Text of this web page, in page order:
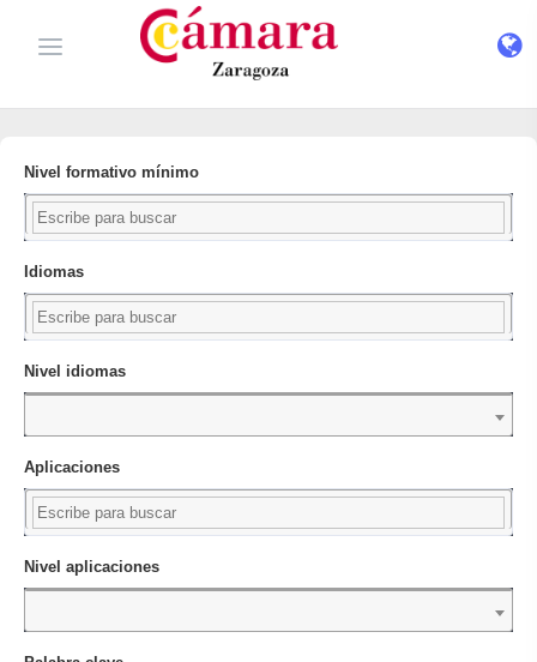
Nivel formativo mínimo
Idiomas
Nivel idiomas
Aplicaciones
Nivel aplicaciones